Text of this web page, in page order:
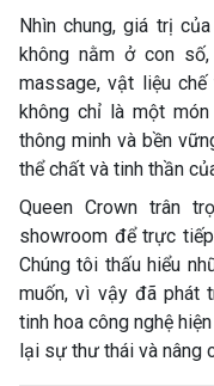
Nhìn chung, giá trị
không nằm ở con
massage, vật liệu
không chỉ là một
thông minh và bền
thể chất và tinh thần
Queen Crown trân
showroom để trực
Chúng tôi thấu hiểu
muốn, vì vậy đã phát
tinh hoa công nghệ
lại sự thư thái và nâng